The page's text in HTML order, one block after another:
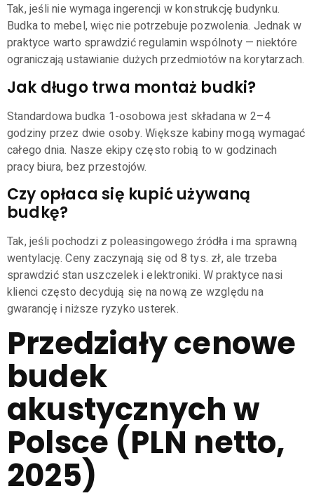
Tak, jeśli nie wymaga ingerencji w konstrukcję budynku.
Budka to mebel, więc nie potrzebuje pozwolenia. Jednak w
praktyce warto sprawdzić regulamin wspólnoty — niektóre
ograniczają ustawianie dużych przedmiotów na korytarzach.
Jak długo trwa montaż budki?
Standardowa budka 1-osobowa jest składana w 2–4
godziny przez dwie osoby. Większe kabiny mogą wymagać
całego dnia. Nasze ekipy często robią to w godzinach
pracy biura, bez przestojów.
Czy opłaca się kupić używaną
budkę?
Tak, jeśli pochodzi z poleasingowego źródła i ma sprawną
wentylację. Ceny zaczynają się od 8 tys. zł, ale trzeba
sprawdzić stan uszczelek i elektroniki. W praktyce nasi
klienci często decydują się na nową ze względu na
gwarancję i niższe ryzyko usterek.
Przedziały cenowe
budek
akustycznych w
Polsce (PLN netto,
2025)